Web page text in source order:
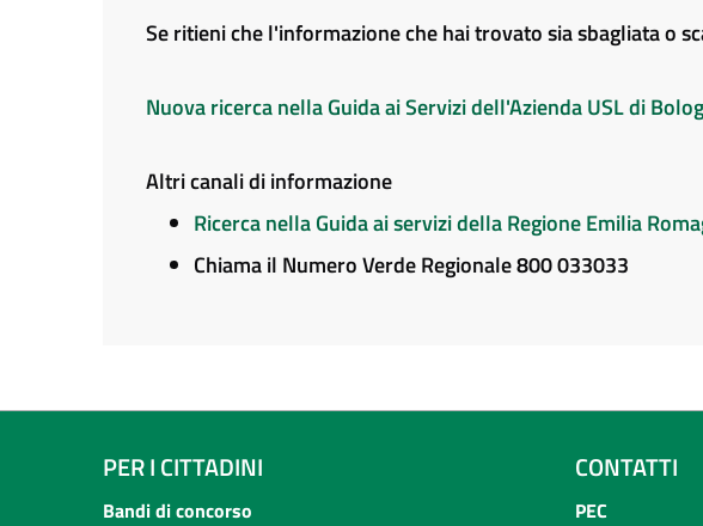
Se ritieni che l'informazione che hai trovato sia sbagliata o
Nuova ricerca nella Guida ai Servizi dell'Azienda USL di
Altri canali di informazione
Ricerca nella Guida ai servizi della Regione Emilia
Chiama il Numero Verde Regionale 800 033033
PER I CITTADINI
Bandi di concorso
CONTATTI
PEC